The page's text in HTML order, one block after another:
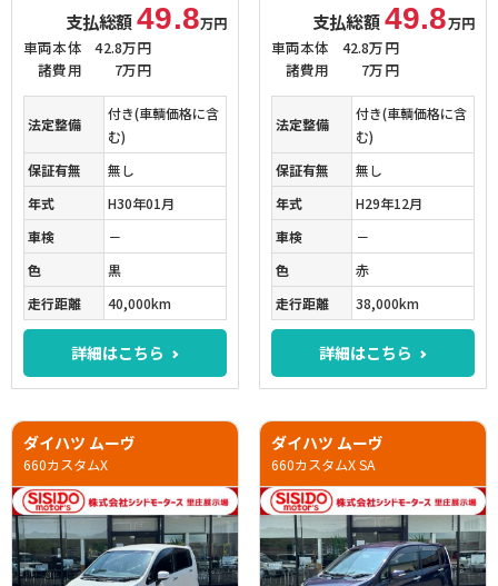
支払総額49.8万円
車両本体
42.8万円
諸費用
7万円
法定整備
付き(車輌価格に含
む)
保証有無
無し
年式
H30年01月
車検
－
色
黒
走行距離
40,000km
詳細はこちら
支払総額49.8万円
車両本体
42.8万円
諸費用
7万円
法定整備
付き(車輌価格に含
む)
保証有無
無し
年式
H29年12月
車検
－
色
赤
走行距離
38,000km
詳細はこちら
ダイハツ ムーヴ
660カスタムX
ダイハツ ムーヴ
660カスタムX SA